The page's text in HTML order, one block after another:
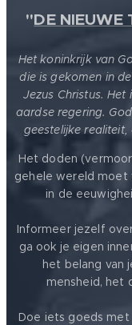
"DE NIEUWE
Het koninkrijk van
die is gekomen in
Jezus Christus.
aardse regering.
geestelijke realiteit,
Het doden
gehele wereld
in de
Informeer jezelf
ga ook je eigen
het belang van
mensheid, het
Doe iets goeds